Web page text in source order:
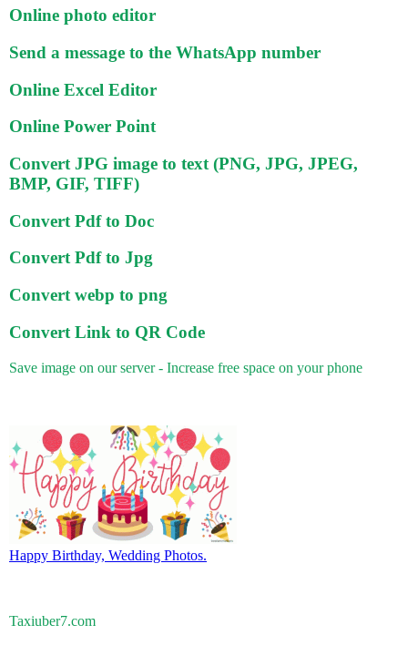
Online photo editor
Send a message to the WhatsApp number
Online Excel Editor
Online Power Point
Convert JPG image to text (PNG, JPG, JPEG,
BMP, GIF, TIFF)
Convert Pdf to Doc
Convert Pdf to Jpg
Convert webp to png
Convert Link to QR Code
Save image on our server - Increase free space on your phone
Happy Birthday, Wedding Photos.
Taxiuber7.com